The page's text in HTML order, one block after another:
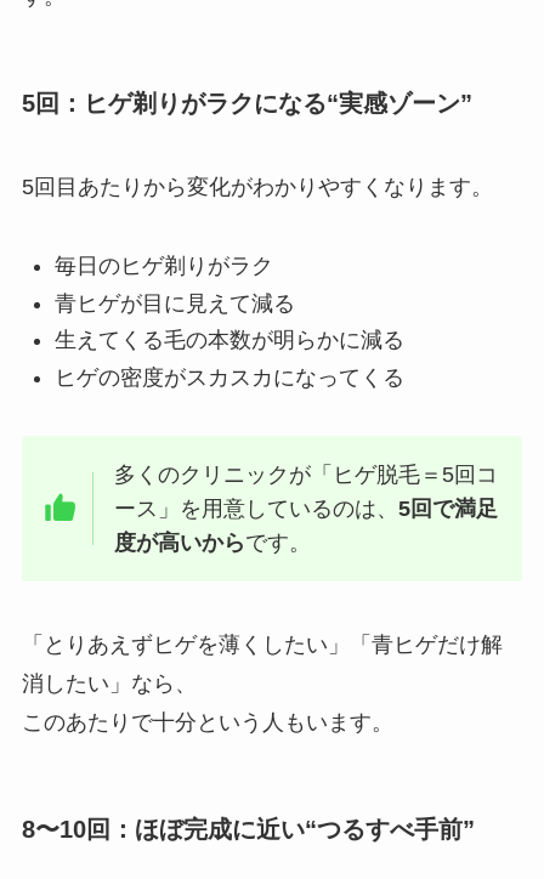
5回：ヒゲ剃りがラクになる“実感ゾーン”
5回目あたりから変化がわかりやすくなります。
毎日のヒゲ剃りがラク
青ヒゲが目に見えて減る
生えてくる毛の本数が明らかに減る
ヒゲの密度がスカスカになってくる
多くのクリニックが「ヒゲ脱毛＝5回コ
ース」を用意しているのは、5回で満足
度が高いからです。
「とりあえずヒゲを薄くしたい」「青ヒゲだけ解
消したい」なら、
このあたりで十分という人もいます。
8〜10回：ほぼ完成に近い“つるすべ手前”